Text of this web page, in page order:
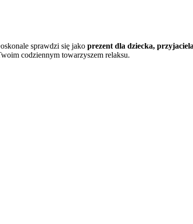
sprawdzi się jako prezent dla dziecka,
codziennym towarzyszem relaksu.